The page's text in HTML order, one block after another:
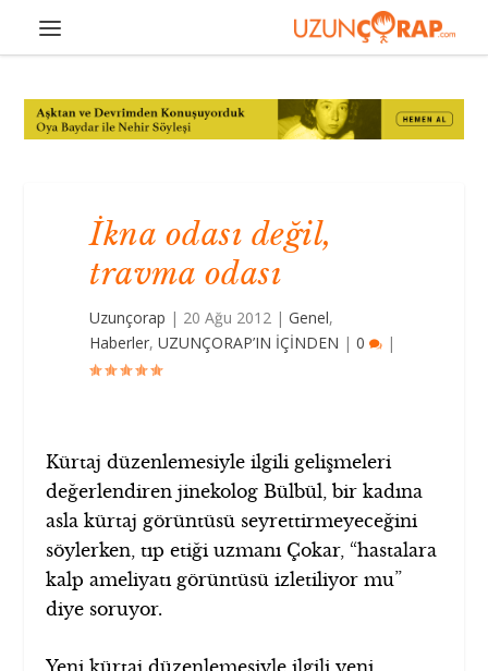
İkna odası değil,
travma odası
Uzunçorap | 20 Ağu 2012 |Genel,
Haberler,UZUNÇORAP’IN İÇİNDEN |0 |
Kürtaj düzenlemesiyle ilgili gelişmeleri
değerlendiren jinekolog Bülbül, bir kadına
asla kürtaj görüntüsü seyrettirmeyeceğini
söylerken, tıp etiği uzmanı Çokar, “hastalara
kalp ameliyatı görüntüsü izletiliyor mu”
diye soruyor.
Yeni kürtaj düzenlemesiyle ilgili yeni